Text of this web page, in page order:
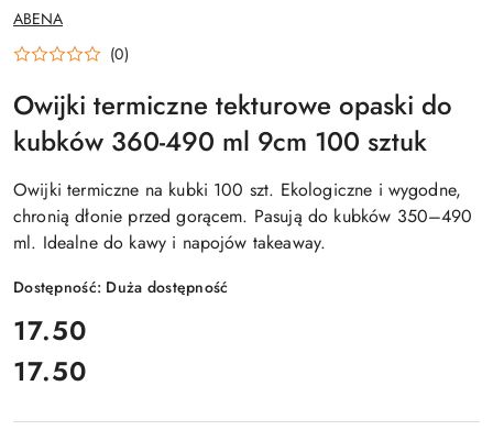
NAZWA
PRODUCENTA:
ABENA
(0)
Owijki termiczne tekturowe opaski do
kubków 360-490 ml 9cm 100 sztuk
Owijki termiczne na kubki 100 szt. Ekologiczne i wygodne,
chronią dłonie przed gorącem. Pasują do kubków 350–490
ml. Idealne do kawy i napojów takeaway.
Dostępność: Duża dostępność
cena:
17.50
Cena:
17.50